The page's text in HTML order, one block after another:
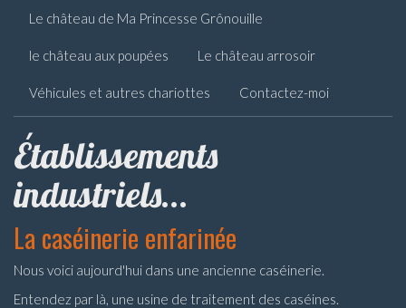
Le château de Ma Princesse Grônouille
le château aux poupées Le château arrosoir
Véhicules et autres chariottes Contactez-moi
Établissements
industriels...
La caséinerie enfarinée
Nous voici aujourd'hui dans une ancienne caséinerie.
Entendez par là, une usine de traitement des caséines.